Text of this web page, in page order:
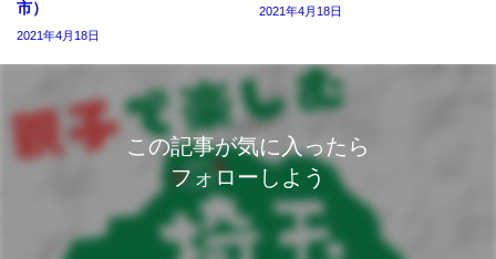
市）
2021年4月18日
2021年4月18日
この記事が気に入ったら
フォローしよう